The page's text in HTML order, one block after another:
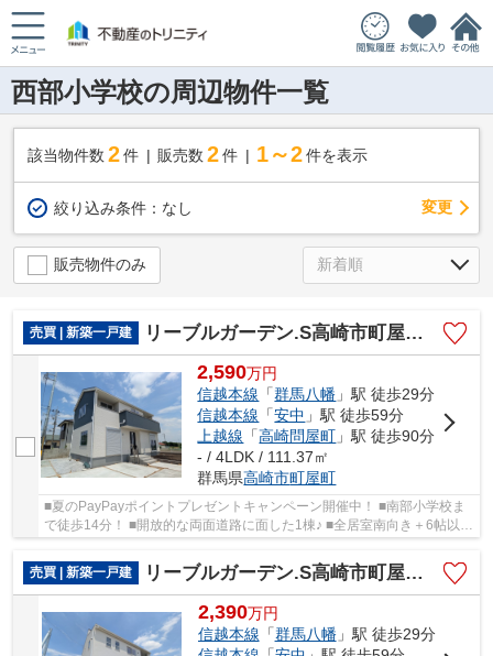
西部小学校の周辺物件一覧
該当物件数 2件 販売数 2 件 1～2 件を表示
絞り込み条件： なし 変更
販売物件のみ
売買 | 新築一戸建 リーブルガーデン.S高崎市町屋町第3ー①
2,590万円
信越本線 「群馬八幡 」駅 徒歩29分
信越本線 「安中 」駅 徒歩59分
上越線 「高崎問屋町 」駅 徒歩90分
- / 4LDK / 111.37㎡
群馬県高崎市町屋町
■夏のPayPayポイントプレゼントキャンペーン開催中！ ■南部小学校ま
で徒歩14分！ ■開放的な両面道路に面した1棟♪ ■全居室南向き＋6帖以上
売買 | 新築一戸建
リーブルガーデン.S高崎市町屋町第2ー①
2,390万円
信越本線 「群馬八幡」駅 徒歩29分